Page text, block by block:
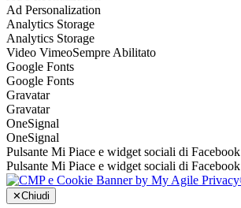
Ad Personalization
Analytics Storage
Analytics Storage
Video VimeoSempre Abilitato
Google Fonts
Google Fonts
Gravatar
Gravatar
OneSignal
OneSignal
Pulsante Mi Piace e widget sociali di Facebook
Pulsante Mi Piace e widget sociali di Facebook
✕Chiudi